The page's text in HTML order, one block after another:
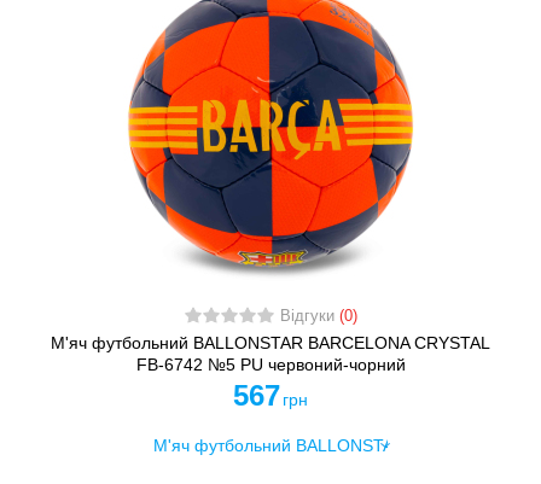
Відгуки (0)
М'яч футбольний BALLONSTAR BARCELONA CRYSTAL
FB-6742 №5 PU червоний-чорний
567 грн